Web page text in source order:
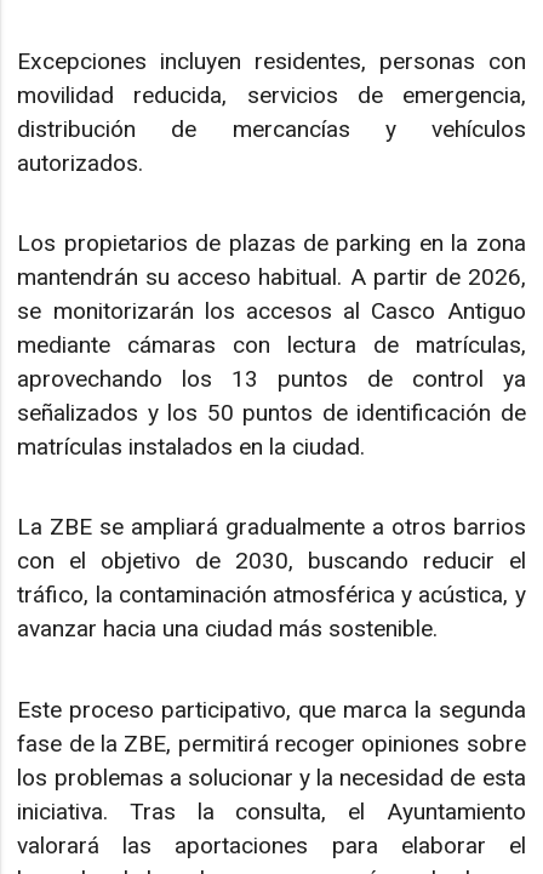
Excepciones incluyen residentes, personas con
movilidad reducida, servicios de emergencia,
distribución de mercancías y vehículos
autorizados.
Los propietarios de plazas de parking en la zona
mantendrán su acceso habitual. A partir de 2026,
se monitorizarán los accesos al Casco Antiguo
mediante cámaras con lectura de matrículas,
aprovechando los 13 puntos de control ya
señalizados y los 50 puntos de identificación de
matrículas instalados en la ciudad.
La ZBE se ampliará gradualmente a otros barrios
con el objetivo de 2030, buscando reducir el
tráfico, la contaminación atmosférica y acústica, y
avanzar hacia una ciudad más sostenible.
Este proceso participativo, que marca la segunda
fase de la ZBE, permitirá recoger opiniones sobre
los problemas a solucionar y la necesidad de esta
iniciativa. Tras la consulta, el Ayuntamiento
valorará las aportaciones para elaborar el